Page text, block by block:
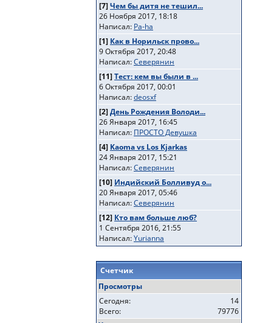
[7]Чем бы дитя не тешил...
26 Ноября 2017, 18:18
Написал: Pa-ha
[1] Как в Норильск прово...
9 Октября 2017, 20:48
Написал:Северянин
[11]Тест: кем вы были в ...
6 Октября 2017, 00:01
Написал:deosxf
[2]День Рождения Володи...
26 Января 2017, 16:45
Написал: ПРОСТО Девушка
[4] Kaoma vs Los Kjarkas
24 Января 2017, 15:21
Написал:Северянин
[10] Индийский Болливуд о...
20 Января 2017, 05:46
Написал:Северянин
[12] Кто вам больше люб?
1 Сентября 2016, 21:55
Написал:Yurianna
Счетчик
Просмотры
14
Сегодня:
79776
Всего: